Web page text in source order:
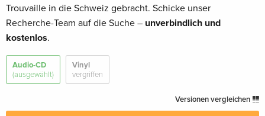
Trouvaille in die Schweiz gebracht. Schicke unser
Recherche-Team auf die Suche – unverbindlich und
kostenlos.
Audio-CD
(ausgewählt)
Vinyl
vergriffen
Versionen vergleichen